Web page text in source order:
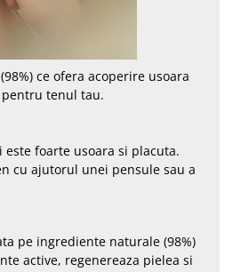
ce ofera acoperire usoara
tenul tau.
foarte usoara si placuta.
cu ajutorul unei pensule sau a
pe ingrediente naturale (98%)
active, regenereaza pielea si